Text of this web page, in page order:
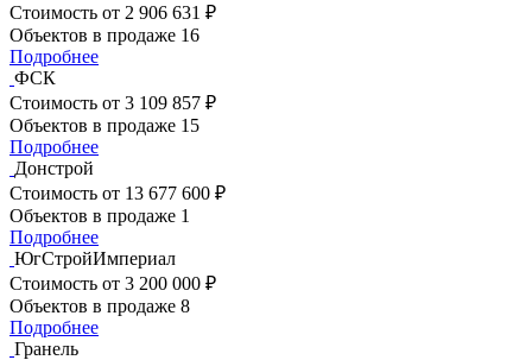
Стоимость от 2 906 631 ₽
Объектов в продаже 16
Подробнее
ФСК
Стоимость от 3 109 857 ₽
Объектов в продаже 15
Подробнее
Донстрой
Стоимость от 13 677 600 ₽
Объектов в продаже 1
Подробнее
ЮгСтройИмпериал
Стоимость от 3 200 000 ₽
Объектов в продаже 8
Подробнее
Гранель